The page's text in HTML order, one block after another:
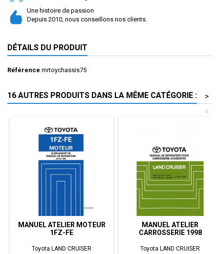
Une histoire de passion
Depuis 2010, nous conseillons nos clients.
DÉTAILS DU PRODUIT
Référence mrtoychassis75
16 AUTRES PRODUITS DANS LA MÊME CATÉGORIE :
>
<
MANUEL ATELIER MOTEUR
1FZ-FE
Toyota LAND CRUISER
MANUEL ATELIER
CARROSSERIE 1998
Toyota LAND CRUISER